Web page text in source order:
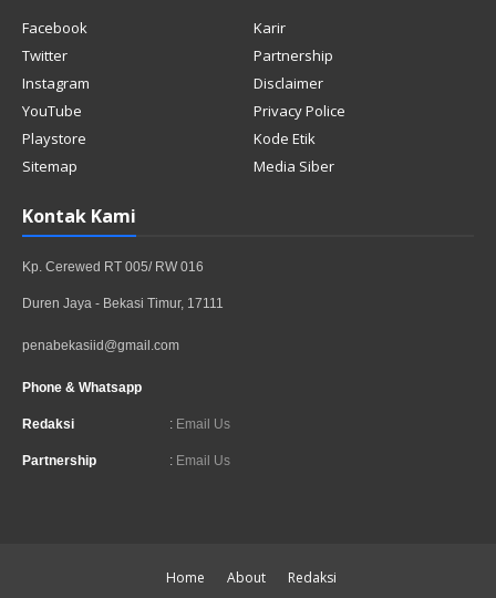
Facebook
Karir
Twitter
Partnership
Instagram
Disclaimer
YouTube
Privacy Police
Playstore
Kode Etik
Sitemap
Media Siber
Kontak Kami
Kp. Cerewed RT 005/ RW 016
Duren Jaya - Bekasi Timur, 17111
penabekasiid@gmail.com
Phone & Whatsapp
Redaksi : Email Us
Partnership : Email Us
Home About Redaksi